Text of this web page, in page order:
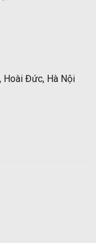
Hoài Đức, Hà Nội